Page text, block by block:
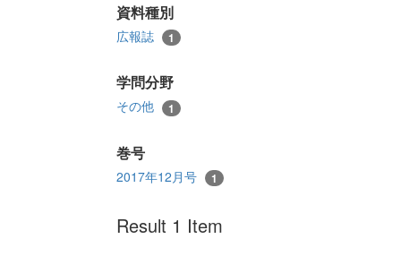
資料種別
広報誌 1
学問分野
その他 1
巻号
2017年12月号 1
Result 1 Item